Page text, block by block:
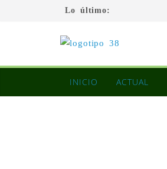
Lo último:
INICIO ACTUAL